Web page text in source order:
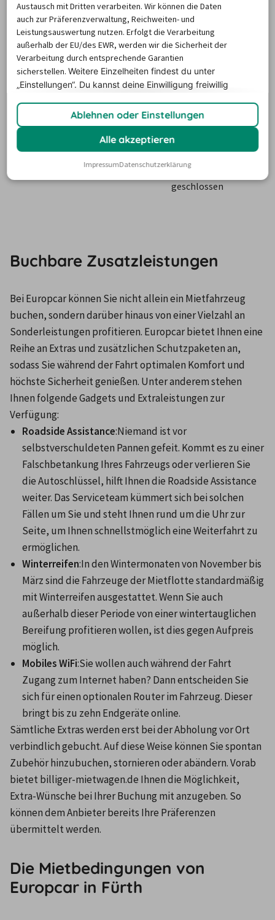
besonders frühen und späten Zeiten abholen oder
zurückbringen. Diese Option geht allerdings in der Regel
mit einer zusätzlichen Gebühr einher und muss vorab mit
der entsprechenden Station abgesprochen werden.
Station Adresse Öffnungszeiten
Europcar
Hans-Vogel-Straße
134, 90765 Fürth
- Montag – Freitag:
7.30 – 18.30 Uhr
- Samstag: 9 – 12 Uhr
- Sonntag:
geschlossen
Buchbare Zusatzleistungen
Bei Europcar können Sie nicht allein ein Mietfahrzeug
buchen, sondern darüber hinaus von einer Vielzahl an
Sonderleistungen profitieren. Europcar bietet Ihnen eine
Reihe an Extras und zusätzlichen Schutzpaketen an,
sodass Sie während der Fahrt optimalen Komfort und
höchste Sicherheit genießen. Unter anderem stehen
Ihnen folgende Gadgets und Extraleistungen zur
Verfügung:
Roadside Assistance:Niemand ist vor
selbstverschuldeten Pannen gefeit. Kommt es zu einer
Falschbetankung Ihres Fahrzeugs oder verlieren Sie
die Autoschlüssel, hilft Ihnen die Roadside Assistance
weiter. Das Serviceteam kümmert sich bei solchen
Fällen um Sie und steht Ihnen rund um die Uhr zur
Seite, um Ihnen schnellstmöglich eine Weiterfahrt zu
ermöglichen.
Winterreifen:In den Wintermonaten von November bis
März sind die Fahrzeuge der Mietflotte standardmäßig
mit Winterreifen ausgestattet. Wenn Sie auch
außerhalb dieser Periode von einer wintertauglichen
Bereifung profitieren wollen, ist dies gegen Aufpreis
möglich.
Mobiles WiFi:Sie wollen auch während der Fahrt
Zugang zum Internet haben? Dann entscheiden Sie
sich für einen optionalen Router im Fahrzeug. Dieser
bringt bis zu zehn Endgeräte online.
Sämtliche Extras werden erst bei der Abholung vor Ort
verbindlich gebucht. Auf diese Weise können Sie spontan
Zubehör hinzubuchen, stornieren oder abändern. Vorab
bietet billiger-mietwagen.de Ihnen die Möglichkeit,
Extra-Wünsche bei Ihrer Buchung mit anzugeben. So
können dem Anbieter bereits Ihre Präferenzen
übermittelt werden.
Die Mietbedingungen von
Europcar in Fürth
Austausch mit Dritten verarbeiten. Wir können die Daten
auch zur Präferenzverwaltung, Reichweiten- und
Leistungsauswertung nutzen. Erfolgt die Verarbeitung
außerhalb der EU/des EWR, werden wir die Sicherheit der
Verarbeitung durch entsprechende Garantien
sicherstellen.Weitere Einzelheiten findest du unter
„Einstellungen“. Du kannst deine Einwilligung freiwillig
Ablehnen oder Einstellungen
Alle akzeptieren
ImpressumDatenschutzerklärung